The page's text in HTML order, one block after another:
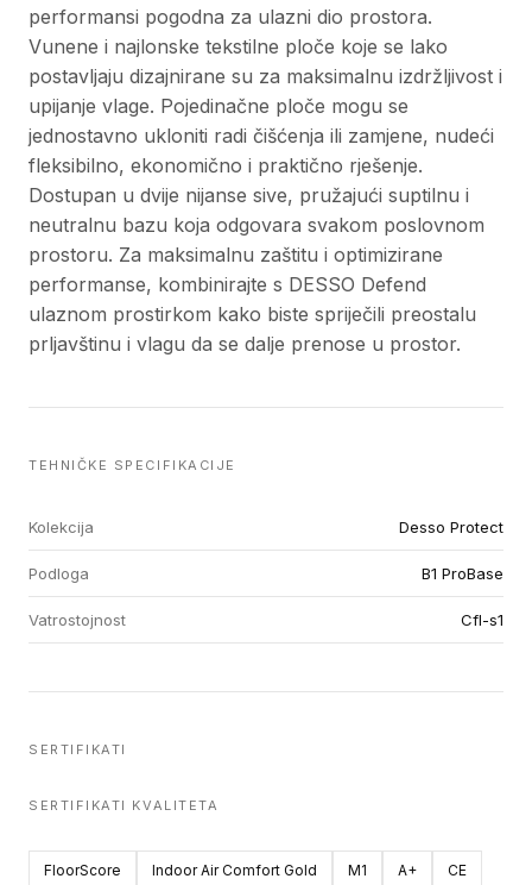
performansi pogodna za ulazni dio prostora.
Vunene i najlonske tekstilne ploče koje se lako
postavljaju dizajnirane su za maksimalnu izdržljivost i
upijanje vlage. Pojedinačne ploče mogu se
jednostavno ukloniti radi čišćenja ili zamjene, nudeći
fleksibilno, ekonomično i praktično rješenje.
Dostupan u dvije nijanse sive, pružajući suptilnu i
neutralnu bazu koja odgovara svakom poslovnom
prostoru. Za maksimalnu zaštitu i optimizirane
performanse, kombinirajte s DESSO Defend
ulaznom prostirkom kako biste spriječili preostalu
prljavštinu i vlagu da se dalje prenose u prostor.
TEHNIČKE SPECIFIKACIJE
Kolekcija Desso Protect
Podloga B1 ProBase
Vatrostojnost Cfl-s1
SERTIFIKATI
SERTIFIKATI KVALITETA
FloorScore Indoor Air Comfort Gold M1 A+ CE